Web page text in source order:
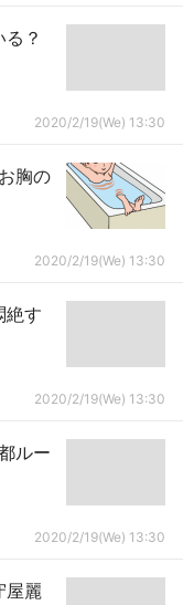
？
2020/2/19(We) 13:30
胸の
2020/2/19(We) 13:30
絶す
2020/2/19(We) 13:30
ルー
2020/2/19(We) 13:30
屋麗